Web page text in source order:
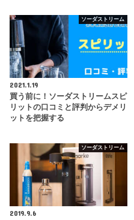
ソーダストリーム
2021.1.19
買う前に！ソーダストリームスピ
リットの口コミと評判からデメリ
ットを把握する
ソーダストリーム
2019.9.6